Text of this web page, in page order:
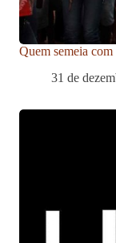
Quem semeia
31 de